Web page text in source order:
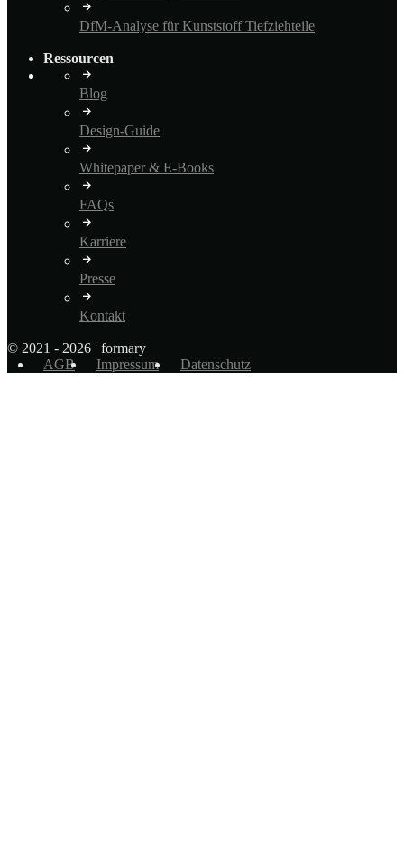
DfM-Analyse für Kunststoff Tiefziehteile
Ressourcen
Blog
Design-Guide
Whitepaper & E-Books
FAQs
Karriere
Presse
Kontakt
© 2021 - 2026 | formary
AGB
Impressum Datenschutz